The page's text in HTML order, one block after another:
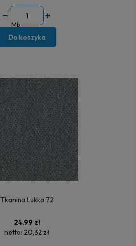
Mb
Do koszyka
Tkanina Lukka 72
24,99 zł
netto: 20,32 zł